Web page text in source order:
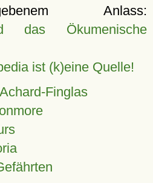
Anlass:
das Ökumenische
ist (k)eine Quelle!
Finglas